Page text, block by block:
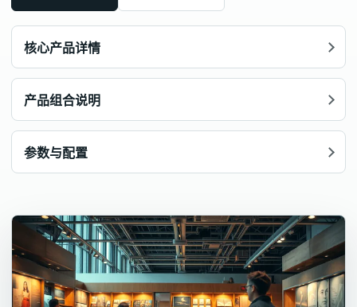
核心产品详情
产品组合说明
参数与配置